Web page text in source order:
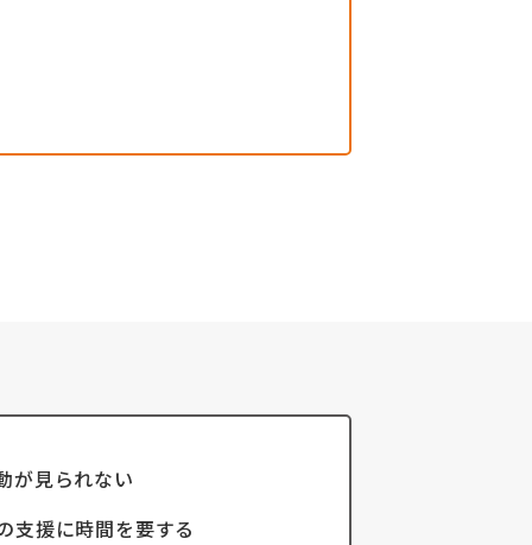
が見られない
支援に時間を要する